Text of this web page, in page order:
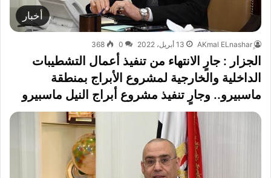
أخبار
13 أبريل، 2022 0
368
الجزار : جارٍ الانتهاء من تنفيذ أعمال التشطيبات
الداخلية والخارجية لمشروع الأبراج بمنطقة
ماسبيرو.. وجارٍ تنفيذ مشروع أبراج النيل ماسبيرو